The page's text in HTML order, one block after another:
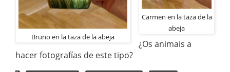
Bruno en la taza de la abeja
Carmen en la taza de la
abeja
¿Os animais a
hacer fotografías de este tipo?